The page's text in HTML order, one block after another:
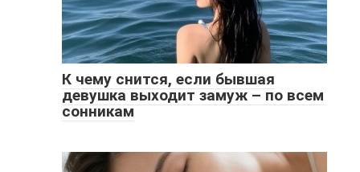
К чему снится, если бывшая
девушка выходит замуж – по всем
сонникам